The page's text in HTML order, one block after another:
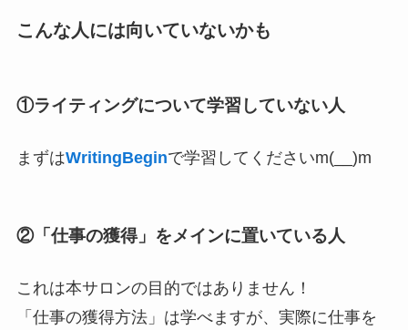
こんな人には向いていないかも
①ライティングについて学習していない人
まずはWritingBeginで学習してくださいm(__)m
②「仕事の獲得」をメインに置いている人
これは本サロンの目的ではありません！
「仕事の獲得方法」は学べますが、実際に仕事を